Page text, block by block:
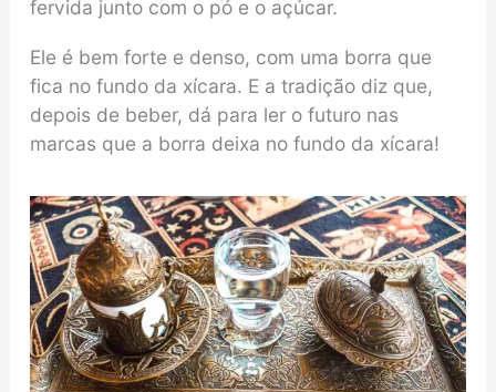
fervida junto com o pó e o açúcar.
Ele é bem forte e denso, com uma borra que
fica no fundo da xícara. E a tradição diz que,
depois de beber, dá para ler o futuro nas
marcas que a borra deixa no fundo da xícara!